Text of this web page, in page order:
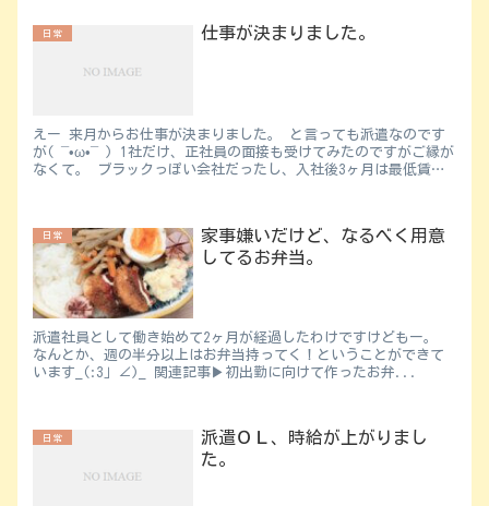
日常 仕事が決まりました。
えー 来月からお仕事が決まりました。 と言っても派遣なのです
が( ¯•ω•¯ ) 1社だけ、正社員の面接も受けてみたのですがご縁が
なくて。 ブラックっぽい会社だったし、入社後3ヶ月は最低賃
日常
家事嫌いだけど、なるべく用意
してるお弁当。
派遣社員として働き始めて2ヶ月が経過したわけですけどもー。
なんとか、週の半分以上はお弁当持ってく！ということができて
います_(:3」∠)_ 関連記事▶︎初出勤に向けて作ったお弁...
日常
派遣ＯＬ、時給が上がりまし
た。